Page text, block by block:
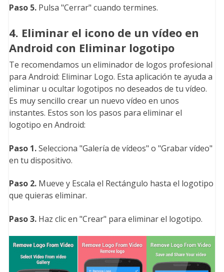
Paso 5.Pulsa "Cerrar" cuando termines.
4. Eliminar el icono de un vídeo en
Android con Eliminar logotipo
Te recomendamos un eliminador de logos profesional
para Android: Eliminar Logo. Esta aplicación te ayuda a
eliminar u ocultar logotipos no deseados de tu vídeo.
Es muy sencillo crear un nuevo vídeo en unos
instantes. Estos son los pasos para eliminar el
logotipo en Android:
Paso 1.Selecciona "Galería de vídeos" o "Grabar vídeo"
en tu dispositivo.
Paso 2.Mueve y Escala el Rectángulo hasta el logotipo
que quieras eliminar.
Paso 3.Haz clic en "Crear" para eliminar el logotipo.